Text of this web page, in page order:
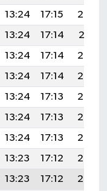
13:24 17:15
20:32
13:24 17:14
20:31
13:24 17:14
20:30
13:24 17:14
20:29
13:24 17:13
20:28
13:24 17:13
20:27
13:24 17:13
20:26
13:23 17:12
20:25
13:23 17:12
20:24